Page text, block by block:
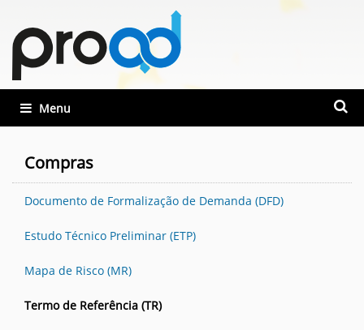
Busca
Toggle navigation
Compras
Documento de Formalização de Demanda (DFD)
Estudo Técnico Preliminar (ETP)
Mapa de Risco (MR)
Termo de Referência (TR)